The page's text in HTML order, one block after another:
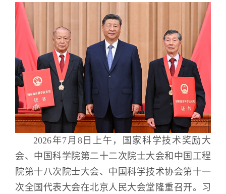
2026年7月8日上午，国家科学技术奖励大
会、中国科学院第二十二次院士大会和中国工程
院第十八次院士大会、中国科学技术协会第十一
次全国代表大会在北京人民大会堂隆重召开。习